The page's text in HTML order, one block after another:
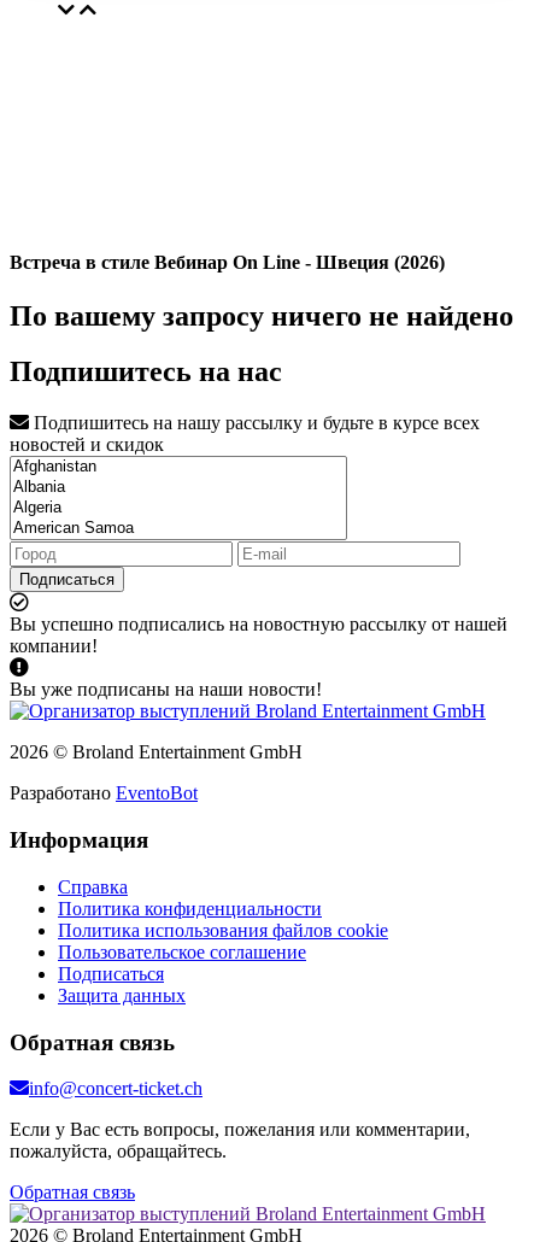
Встреча в стиле Вебинар On Line - Швеция (2026)
По вашему запросу ничего не найдено
Подпишитесь на нас
Подпишитесь на нашу рассылку и будьте в курсе всех
новостей и скидок
Подписаться
Вы успешно подписались на новостную рассылку от нашей
компании!
Вы уже подписаны на наши новости!
2026 © Broland Entertainment GmbH
Разработано EventoBot
Информация
Справка
Политика конфиденциальности
Политика использования файлов cookie
Пользовательское соглашение
Подписаться
Защита данных
Обратная связь
info@concert-ticket.ch
Если у Вас есть вопросы, пожелания или комментарии,
пожалуйста, обращайтесь.
Обратная связь
2026 © Broland Entertainment GmbH